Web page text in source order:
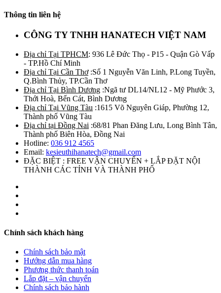
Thông tin liên hệ
CÔNG TY TNHH HANATECH VIỆT NAM
Địa chỉ Tại TPHCM: 936 Lê Đức Thọ - P15 - Quận Gò Vấp
- TP.Hồ Chí Minh
Địa chỉ Tại Cần Thơ:Số 1 Nguyễn Văn Linh, P.Long Tuyền,
Q.Bình Thủy, TP.Cần Thơ
Địa chỉ Tại Bình Dương :Ngã tư DL14/NL12 - Mỹ Phước 3,
Thới Hoà, Bến Cát, Bình Dương
Địa chỉ Tại Vũng Tàu :1615 Võ Nguyên Giáp, Phường 12,
Thành phố Vũng Tàu
Địa chỉ tại Đồng Nai :68/81 Phan Đăng Lưu, Long Bình Tân,
Thành phố Biên Hòa, Đồng Nai
Hotline: 036 912 4565
Email: kesieuthihanatech@gmail.com
ĐẶC BIỆT : FREE VẬN CHUYỂN + LẮP ĐẶT NỘI
THÀNH CÁC TỈNH VÀ THÀNH PHỐ
Chính sách khách hàng
Chính sách bảo mật
Hướng dẫn mua hàng
Phương thức thanh toán
Lắp đặt – vận chuyển
Chính sách bảo hành